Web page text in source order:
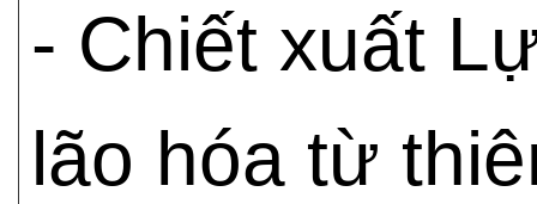
- Chiết xuất
lão hóa từ